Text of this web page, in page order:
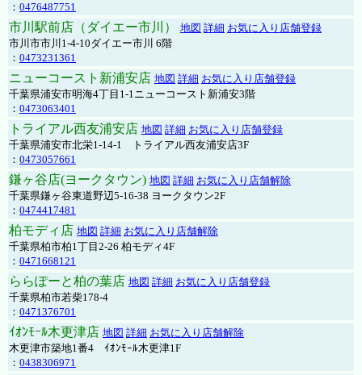
： 0476487751
市川駅前店（ダイエー市川） 地図 詳細 お気に入り店舗登録
市川市市川1-4-10ダイエー市川 6階
： 0473231361
ニューコースト新浦安店 地図 詳細 お気に入り店舗登録
千葉県浦安市明海4丁目1-1ニューコースト新浦安3階
： 0473063401
トライアル西友浦安店 地図 詳細 お気に入り店舗登録
千葉県浦安市北栄1-14-1 トライアル西友浦安店3F
： 0473057661
鎌ヶ谷店(ヨークタウン) 地図 詳細 お気に入り店舗解除
千葉県鎌ヶ谷東道野辺5-16-38 ヨークタウン2F
： 0474417481
柏モディ店 地図 詳細 お気に入り店舗解除
千葉県柏市柏1丁目2-26 柏モディ4F
： 0471668121
ららぽーと柏の葉店 地図 詳細 お気に入り店舗登録
千葉県柏市若柴178-4
： 0471376701
ｲｵﾝﾓｰﾙ木更津店 地図 詳細 お気に入り店舗解除
木更津市築地1番4 ｲｵﾝﾓｰﾙ木更津1F
： 0438306971